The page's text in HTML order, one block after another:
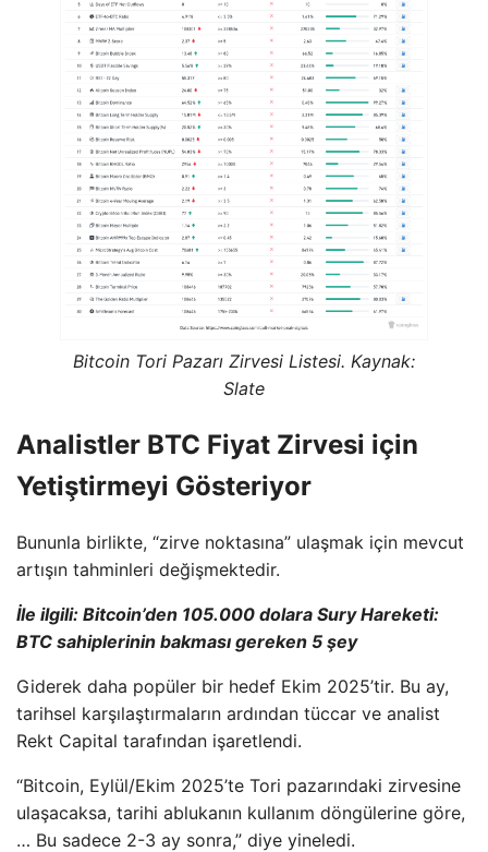
Bitcoin Tori Pazarı Zirvesi Listesi. Kaynak:
Slate
Analistler BTC Fiyat Zirvesi için
Yetiştirmeyi Gösteriyor
Bununla birlikte, “zirve noktasına” ulaşmak için mevcut
artışın tahminleri değişmektedir.
İle ilgili: Bitcoin’den 105.000 dolara Sury Hareketi:
BTC sahiplerinin bakması gereken 5 şey
Giderek daha popüler bir hedef Ekim 2025’tir. Bu ay,
tarihsel karşılaştırmaların ardından tüccar ve analist
Rekt Capital tarafından işaretlendi.
“Bitcoin, Eylül/Ekim 2025’te Tori pazarındaki zirvesine
ulaşacaksa, tarihi ablukanın kullanım döngülerine göre,
… Bu sadece 2-3 ay sonra,” diye yineledi.